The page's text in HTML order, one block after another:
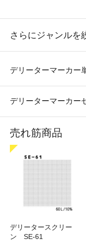
さらにジャンルを
デリーターマーカー
デリーターマーカー
売れ筋商品
デリータースクリー
ン SE-61